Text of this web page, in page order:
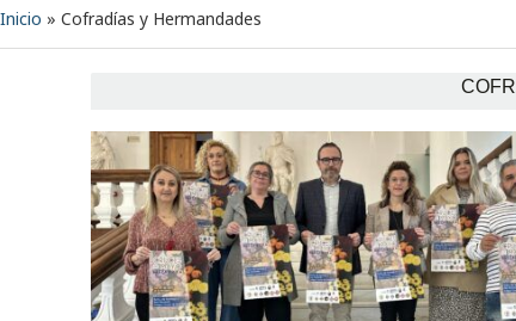
Inicio » Cofradías y Hermandades